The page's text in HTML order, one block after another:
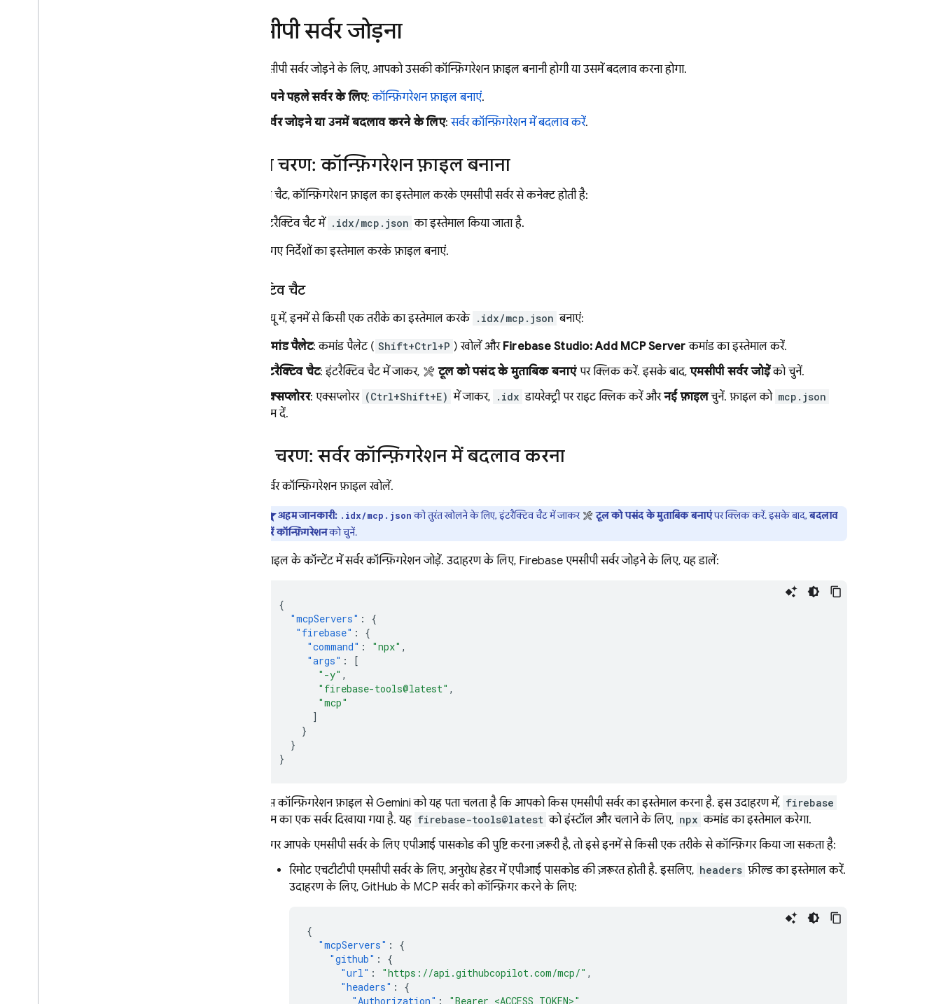
एमसीपी सर्वर जोड़ना
कोई एमसीपी सर्वर जोड़ने के लिए, आपको उसकी कॉन्फ़िगरेशन फ़ाइल बनानी होगी या उसमें बदलाव करना होगा.
अपने पहले सर्वर के लिए:कॉन्फ़िगरेशन फ़ाइल बनाएं.
सर्वर जोड़ने या उनमें बदलाव करने के लिए:सर्वर कॉन्फ़िगरेशन में बदलाव करें.
पहला चरण: कॉन्फ़िगरेशन फ़ाइल बनाना
इंटरैक्टिव चैट, कॉन्फ़िगरेशन फ़ाइल का इस्तेमाल करके एमसीपी सर्वर से कनेक्ट होती है:
इंटरैक्टिव चैट में .idx/mcp.json का इस्तेमाल किया जाता है.
यहां दिए गए निर्देशों का इस्तेमाल करके फ़ाइल बनाएं.
इंटरैक्टिव चैट
व्यू में, इनमें से किसी एक तरीके का इस्तेमाल करके .idx/mcp.json बनाएं:
कमांड पैलेट: कमांड पैलेट ( Shift+Ctrl+P ) खोलें और Firebase Studio: Add MCP Server कमांड का इस्तेमाल करें.
इंटरैक्टिव चैट: इंटरैक्टिव चैट में जाकर, टूल को पसंद के मुताबिक बनाएंपर क्लिक करें. इसके बाद, एमसीपी सर्वर जोड़ेंको चुनें.
एक्सप्लोरर: एक्सप्लोरर (Ctrl+Shift+E) में जाकर, .idx डायरेक्ट्री पर राइट क्लिक करें औरनई फ़ाइलचुनें. फ़ाइल को mcp.json
नाम दें.
दूसरा चरण: सर्वर कॉन्फ़िगरेशन में बदलाव करना
सर्वर कॉन्फ़िगरेशन फ़ाइल खोलें.
अहम जानकारी: .idx/mcp.jsonको तुरंत खोलने के लिए, इंटरैक्टिव चैट में जाकर टूल को पसंद के मुताबिक बनाएंपर क्लिक करें. इसके बाद,बदलाव
करें कॉन्फ़िगरेशनको चुनें.
फ़ाइल के कॉन्टेंट में सर्वर कॉन्फ़िगरेशन जोड़ें. उदाहरण के लिए, Firebase एमसीपी सर्वर जोड़ने के लिए, यह डालें:
{
"mcpServers" :
{
"firebase" :
{
"command" : "npx" ,
"args" :
[
"-y" ,
"firebase-tools@latest" ,
"mcp"
]
}
}
}
इस कॉन्फ़िगरेशन फ़ाइल सेGemini को यह पता चलता है कि आपको किस एमसीपी सर्वर का इस्तेमाल करना है. इस उदाहरण में, firebase
नाम का एक सर्वर दिखाया गया है. यह firebase-tools@latest को इंस्टॉल और चलाने के लिए, npx कमांड का इस्तेमाल करेगा.
अगर आपके एमसीपी सर्वर के लिए एपीआई पासकोड की पुष्टि करना ज़रूरी है, तो इसे इनमें से किसी एक तरीके से कॉन्फ़िगर किया जा सकता है:
रिमोट एचटीटीपी एमसीपी सर्वर के लिए, अनुरोध हेडर में एपीआई पासकोड की ज़रूरत होती है. इसलिए, headers फ़ील्ड का इस्तेमाल करें.
उदाहरण के लिए, GitHub के MCP सर्वर को कॉन्फ़िगर करने के लिए:
{
"mcpServers" :
{
"github" :
{
"url" : "https://api.githubcopilot.com/mcp/" ,
"headers" :
{
"Authorization" :
"Bearer <ACCESS_TOKEN>"